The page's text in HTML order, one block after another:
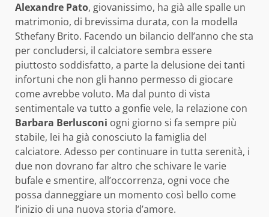
Alexandre Pato, giovanissimo, ha già alle spalle un
matrimonio, di brevissima durata, con la modella
Sthefany Brito. Facendo un bilancio dell’anno che sta
per concludersi, il calciatore sembra essere
piuttosto soddisfatto, a parte la delusione dei tanti
infortuni che non gli hanno permesso di giocare
come avrebbe voluto. Ma dal punto di vista
sentimentale va tutto a gonfie vele, la relazione con
Barbara Berlusconi ogni giorno si fa sempre più
stabile, lei ha già conosciuto la famiglia del
calciatore. Adesso per continuare in tutta serenità, i
due non dovrano far altro che schivare le varie
bufale e smentire, all’occorrenza, ogni voce che
possa danneggiare un momento così bello come
l’inizio di una nuova storia d’amore.